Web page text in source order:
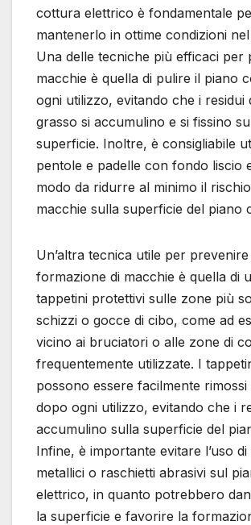
cottura elettrico è fondamentale
mantenerlo in ottime condizioni
Una delle tecniche più efficaci per
macchie è quella di pulire il piano
ogni utilizzo, evitando che i residui
grasso si accumulino e si fissino
superficie. Inoltre, è consigliabile
pentole e padelle con fondo liscio
modo da ridurre al minimo il
macchie sulla superficie del piano
Un’altra tecnica utile per
formazione di macchie è quella di
tappetini protettivi sulle zone più
schizzi o gocce di cibo, come ad
vicino ai bruciatori o alle zone di
frequentemente utilizzate. I
possono essere facilmente rimossi
dopo ogni utilizzo, evitando che i
accumulino sulla superficie del
Infine, è importante evitare l’uso di
metallici o raschietti abrasivi sul
elettrico, in quanto potrebbero
la superficie e favorire la